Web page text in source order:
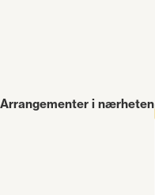
Arrangementer i nærheten